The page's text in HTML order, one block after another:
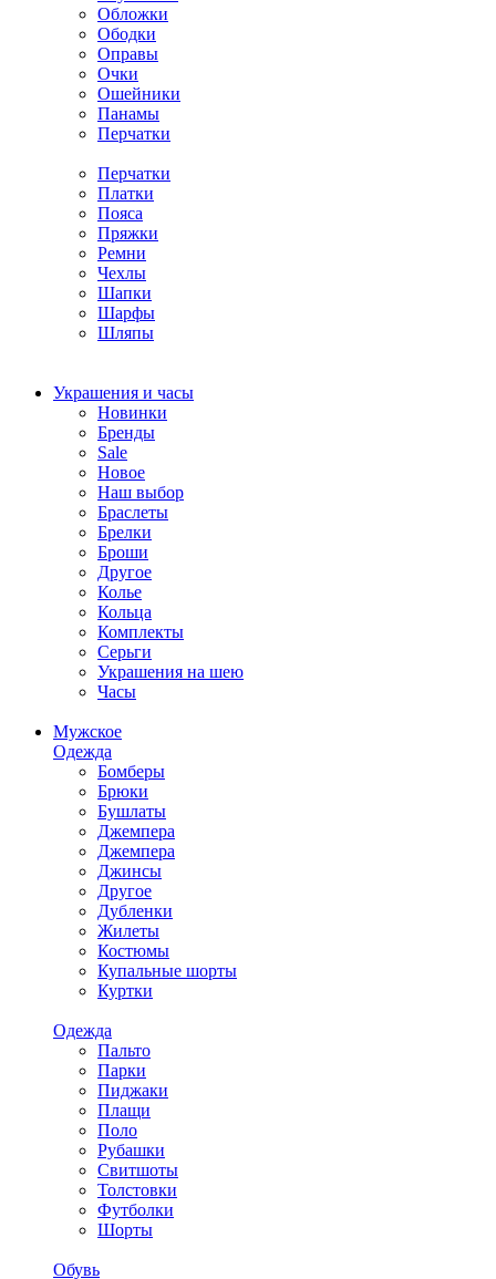
Обложки
Ободки
Оправы
Очки
Ошейники
Панамы
Перчатки
Перчатки
Платки
Пояса
Пряжки
Ремни
Чехлы
Шапки
Шарфы
Шляпы
Украшения и часы
Новинки
Бренды
Sale
Новое
Наш выбор
Браслеты
Брелки
Броши
Другое
Колье
Кольца
Комплекты
Серьги
Украшения на шею
Часы
Мужское
Одежда
Бомберы
Брюки
Бушлаты
Джемпера
Джемпера
Джинсы
Другое
Дубленки
Жилеты
Костюмы
Купальные шорты
Куртки
Одежда
Пальто
Парки
Пиджаки
Плащи
Поло
Рубашки
Свитшоты
Толстовки
Футболки
Шорты
Обувь